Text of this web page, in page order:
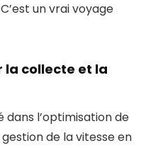
un vrai voyage
la collecte et la
dans l’optimisation de
de la vitesse en